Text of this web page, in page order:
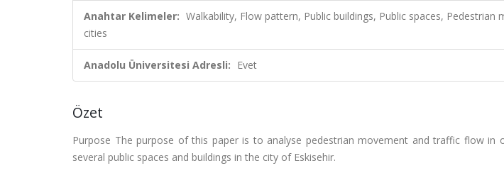
Anahtar Kelimeler: Walkability, Flow pattern, Public buildings, Public spaces, Pedestrian
cities
Anadolu Üniversitesi Adresli: Evet
Özet
Purpose The purpose of this paper is to analyse pedestrian movement and traffic flow
several public spaces and buildings in the city of Eskisehir.